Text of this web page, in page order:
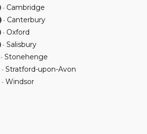
- Cambridge
- Canterbury
- Oxford
-Salisbury
-Stonehenge
-Stratford-upon-Avon
- Windsor